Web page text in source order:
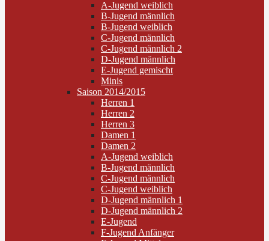
A-Jugend weiblich
B-Jugend männlich
B-Jugend weiblich
C-Jugend männlich
C-Jugend männlich 2
D-Jugend männlich
E-Jugend gemischt
Minis
Saison 2014/2015
Herren 1
Herren 2
Herren 3
Damen 1
Damen 2
A-Jugend weiblich
B-Jugend männlich
C-Jugend männlich
C-Jugend weiblich
D-Jugend männlich 1
D-Jugend männlich 2
E-Jugend
F-Jugend Anfänger